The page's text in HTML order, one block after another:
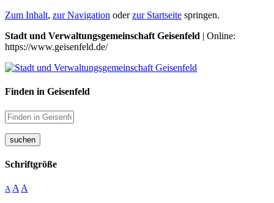
Zum Inhalt, zur Navigation oderzur Startseite springen.
Stadt und Verwaltungsgemeinschaft Geisenfeld | Online:
https://www.geisenfeld.de/
Finden in Geisenfeld
suchen
Schriftgröße
A A A